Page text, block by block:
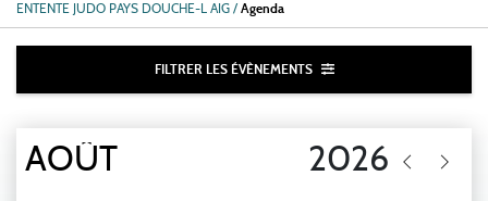
ENTENTE JUDO PAYS DOUCHE-L AIG / Agenda
FILTRER LES ÉVÈNEMENTS